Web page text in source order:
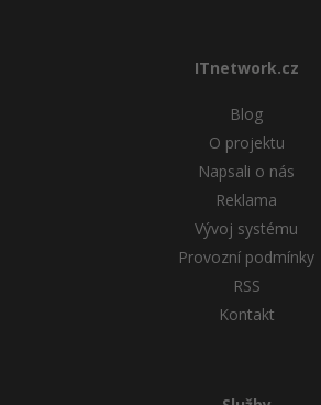
ITnetwork.cz
Blog
O projektu
Napsali o nás
Reklama
Vývoj systému
Provozní podmínky
RSS
Kontakt